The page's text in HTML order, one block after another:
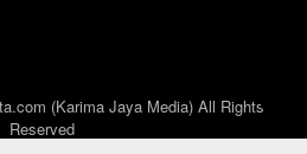
(Karima Jaya Media) All Rights
Reserved